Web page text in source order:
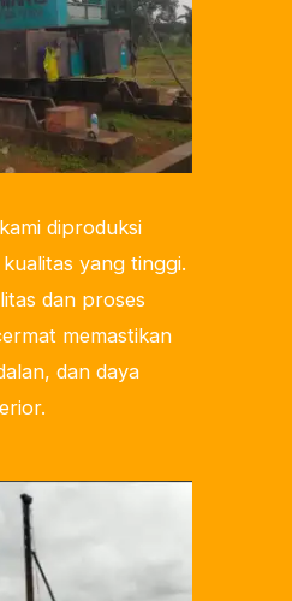
diproduksi
yang tinggi.
dan proses
memastikan
dan daya